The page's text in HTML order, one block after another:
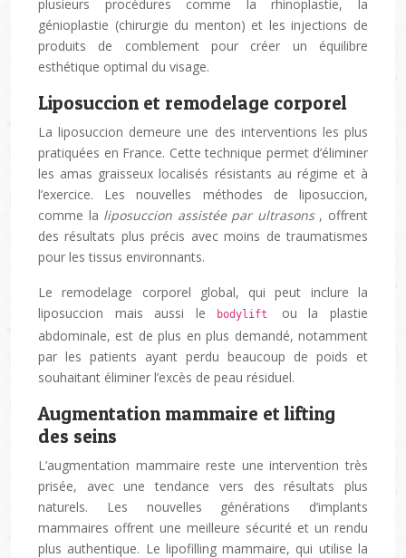
plusieurs procédures comme la rhinoplastie, la
génioplastie (chirurgie du menton) et les injections de
produits de comblement pour créer un équilibre
esthétique optimal du visage.
Liposuccion et remodelage corporel
La liposuccion demeure une des interventions les plus
pratiquées en France. Cette technique permet d’éliminer
les amas graisseux localisés résistants au régime et à
l’exercice. Les nouvelles méthodes de liposuccion,
comme la liposuccion assistée par ultrasons , offrent
des résultats plus précis avec moins de traumatismes
pour les tissus environnants.
Le remodelage corporel global, qui peut inclure la
liposuccion mais aussi le
bodylift ou la plastie
abdominale, est de plus en plus demandé, notamment
par les patients ayant perdu beaucoup de poids et
souhaitant éliminer l’excès de peau résiduel.
Augmentation mammaire et lifting
des seins
L’augmentation mammaire reste une intervention très
prisée, avec une tendance vers des résultats plus
naturels. Les nouvelles générations d’implants
mammaires offrent une meilleure sécurité et un rendu
plus authentique. Le lipofilling mammaire, qui utilise la